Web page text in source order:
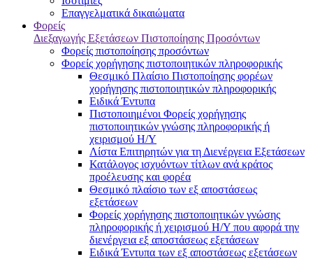
Επαγγελματικά δικαιώματα
Φορείς
Διεξαγωγής Εξετάσεων Πιστοποίησης Προσόντων
Φορείς πιστοποίησης προσόντων
Φορείς χορήγησης πιστοποιητικών πληροφορικής
Θεσμικό Πλαίσιο Πιστοποίησης φορέων
χορήγησης πιστοποιητικών πληροφορικής
Ειδικά Έντυπα
Πιστοποιημένοι Φορείς χορήγησης
πιστοποιητικών γνώσης πληροφορικής ή
χειρισμού Η/Υ
Λίστα Επιτηρητών για τη Διενέργεια Εξετάσεων
Κατάλογος ισχυόντων τίτλων ανά κράτος
προέλευσης και φορέα
Θεσμικό πλαίσιο των εξ αποστάσεως
εξετάσεων
Φορείς χορήγησης πιστοποιητικών γνώσης
πληροφορικής ή χειρισμού Η/Υ που αφορά την
διενέργεια εξ αποστάσεως εξετάσεων
Ειδικά Έντυπα των εξ αποστάσεως εξετάσεων